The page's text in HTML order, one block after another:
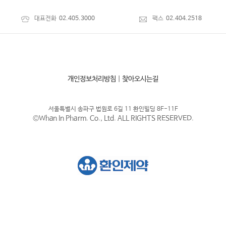
대표전화 02.405.3000 팩스 02.404.2518
개인정보처리방침 찾아오시는길
서울특별시 송파구 법원로 6길 11 환인빌딩 8F-11F
©Whan In Pharm. Co., Ltd. ALL RIGHTS RESERVED.